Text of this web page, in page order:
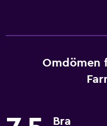
Omdömen
Bra